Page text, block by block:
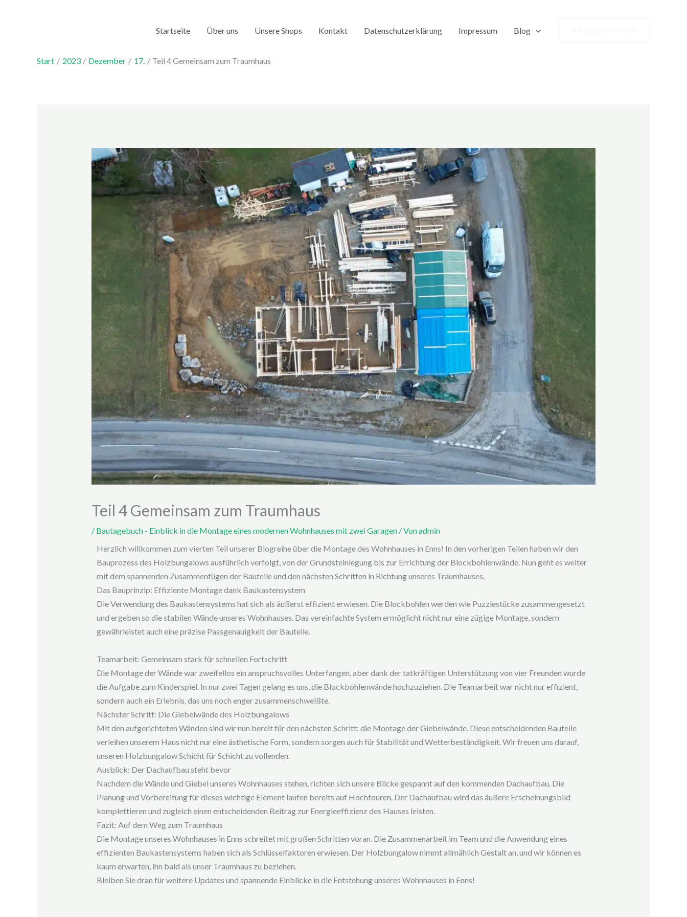
Startseite Über uns Unsere Shops Kontakt Datenschutzerklärung Impressum Blog
Start 2023 Dezember 17. Teil 4 Gemeinsam zum Traumhaus
Teil 4 Gemeinsam zum Traumhaus
/ Bautagebuch - Einblick in die Montage eines modernen Wohnhauses mit zwei Garagen/ Vonadmin
Herzlich willkommen zum vierten Teil unserer Blogreihe über die Montage des Wohnhauses in Enns! In den vorherigen Teilen haben wir den
Bauprozess des Holzbungalows ausführlich verfolgt, von der Grundsteinlegung bis zur Errichtung der Blockbohlenwände. Nun geht es weiter
mit dem spannenden Zusammenfügen der Bauteile und den nächsten Schritten in Richtung unseres Traumhauses.
Das Bauprinzip: Effiziente Montage dank Baukastensystem
Die Verwendung des Baukastensystems hat sich als äußerst effizient erwiesen. Die Blockbohlen werden wie Puzzlestücke zusammengesetzt
und ergeben so die stabilen Wände unseres Wohnhauses. Das vereinfachte System ermöglicht nicht nur eine zügige Montage, sondern
gewährleistet auch eine präzise Passgenauigkeit der Bauteile.
Teamarbeit: Gemeinsam stark für schnellen Fortschritt
Die Montage der Wände war zweifellos ein anspruchsvolles Unterfangen, aber dank der tatkräftigen Unterstützung von vier Freunden wurde
die Aufgabe zum Kinderspiel. In nur zwei Tagen gelang es uns, die Blockbohlenwände hochzuziehen. Die Teamarbeit war nicht nur effizient,
sondern auch ein Erlebnis, das uns noch enger zusammenschweißte.
Nächster Schritt: Die Giebelwände des Holzbungalows
Mit den aufgerichteten Wänden sind wir nun bereit für den nächsten Schritt: die Montage der Giebelwände. Diese entscheidenden Bauteile
verleihen unserem Haus nicht nur eine ästhetische Form, sondern sorgen auch für Stabilität und Wetterbeständigkeit. Wir freuen uns darauf,
unseren Holzbungalow Schicht für Schicht zu vollenden.
Ausblick: Der Dachaufbau steht bevor
Nachdem die Wände und Giebel unseres Wohnhauses stehen, richten sich unsere Blicke gespannt auf den kommenden Dachaufbau. Die
Planung und Vorbereitung für dieses wichtige Element laufen bereits auf Hochtouren. Der Dachaufbau wird das äußere Erscheinungsbild
komplettieren und zugleich einen entscheidenden Beitrag zur Energieeffizienz des Hauses leisten.
Fazit: Auf dem Weg zum Traumhaus
Die Montage unseres Wohnhauses in Enns schreitet mit großen Schritten voran. Die Zusammenarbeit im Team und die Anwendung eines
effizienten Baukastensystems haben sich als Schlüsselfaktoren erwiesen. Der Holzbungalow nimmt allmählich Gestalt an, und wir können es
kaum erwarten, ihn bald als unser Traumhaus zu beziehen.
Bleiben Sie dran für weitere Updates und spannende Einblicke in die Entstehung unseres Wohnhauses in Enns!